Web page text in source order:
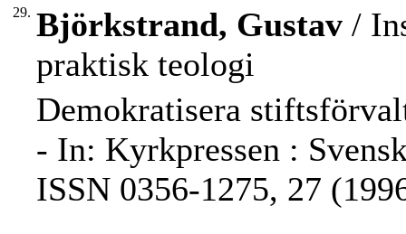
29. Björkstrand, Gustav /
praktisk teologi
Demokratisera
- In: Kyrkpressen :
ISSN 0356-1275, 27